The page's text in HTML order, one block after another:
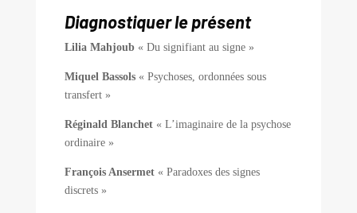
Diagnostiquer le présent
Lilia Mahjoub« Du signifiant au signe »
Miquel Bassols« Psychoses, ordonnées sous
transfert »
Réginald Blanchet« L’imaginaire de la psychose
ordinaire »
François Ansermet« Paradoxes des signes
discrets »